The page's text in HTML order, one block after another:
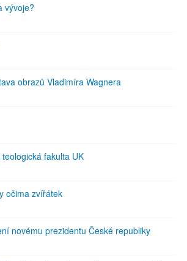
vývoje?
obrazů Vladimíra Wagnera
fakulta UK
očima zvířátek
novému prezidentu České republiky